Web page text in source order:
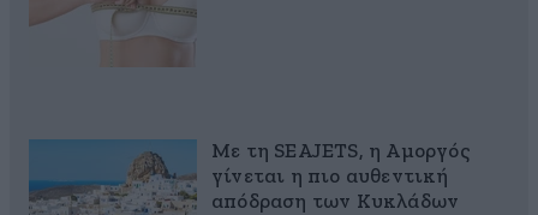
Με τη SEAJETS, η Αμοργός
γίνεται η πιο αυθεντική
απόδραση των Κυκλάδων